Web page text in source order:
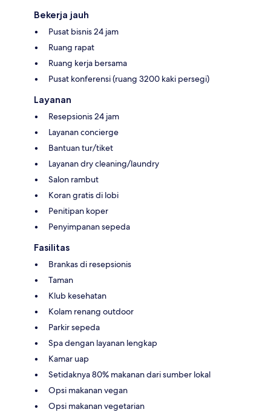
Bekerja jauh
Pusat bisnis 24 jam
Ruang rapat
Ruang kerja bersama
Pusat konferensi (ruang 3200 kaki persegi)
Layanan
Resepsionis 24 jam
Layanan concierge
Bantuan tur/tiket
Layanan dry cleaning/laundry
Salon rambut
Koran gratis di lobi
Penitipan koper
Penyimpanan sepeda
Fasilitas
Brankas di resepsionis
Taman
Klub kesehatan
Kolam renang outdoor
Parkir sepeda
Spa dengan layanan lengkap
Kamar uap
Setidaknya 80% makanan dari sumber lokal
Opsi makanan vegan
Opsi makanan vegetarian